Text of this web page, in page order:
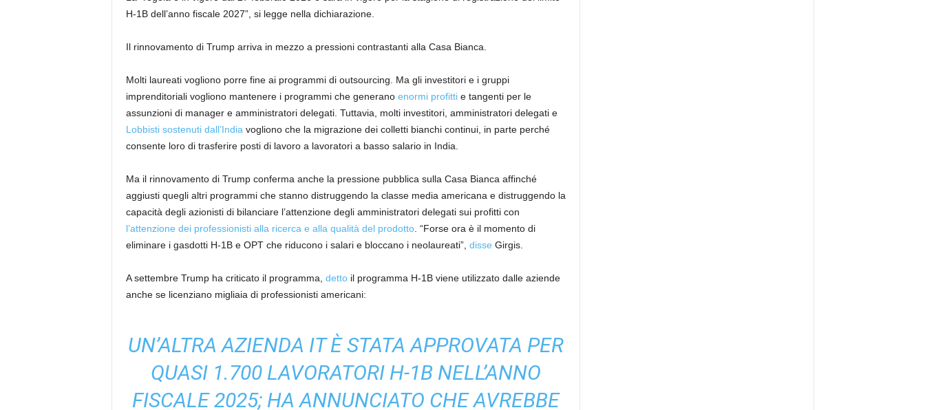
H-1B dell’anno fiscale 2027”, si legge nella dichiarazione.
Il rinnovamento di Trump arriva in mezzo a pressioni contrastanti alla Casa Bianca.
Molti laureati vogliono porre fine ai programmi di outsourcing. Ma gli investitori e i gruppi
imprenditoriali vogliono mantenere i programmi che generano enormi profittie tangenti per le
assunzioni di manager e amministratori delegati. Tuttavia, molti investitori, amministratori delegati e
Lobbisti sostenuti dall’India vogliono che la migrazione dei colletti bianchi continui, in parte perché
consente loro di trasferire posti di lavoro a lavoratori a basso salario in India.
Ma il rinnovamento di Trump conferma anche la pressione pubblica sulla Casa Bianca affinché
aggiusti quegli altri programmi che stanno distruggendo la classe media americana e distruggendo la
capacità degli azionisti di bilanciare l’attenzione degli amministratori delegati sui profitti con
l’attenzione dei professionisti alla ricerca e alla qualità del prodotto. “Forse ora è il momento di
eliminare i gasdotti H-1B e OPT che riducono i salari e bloccano i neolaureati”, disse Girgis.
A settembre Trump ha criticato il programma, dettoil programma H-1B viene utilizzato dalle aziende
anche se licenziano migliaia di professionisti americani:
UN’ALTRA AZIENDA IT È STATA APPROVATA PER
QUASI 1.700 LAVORATORI H-1B NELL’ANNO
FISCALE 2025; HA ANNUNCIATO CHE AVREBBE